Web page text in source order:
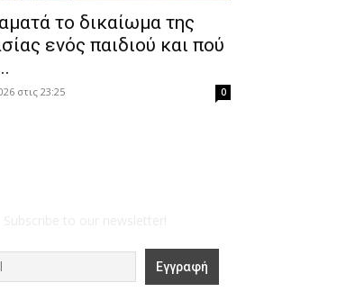
το δικαίωμα της
ενός παιδιού και πού
στις 23:25 0